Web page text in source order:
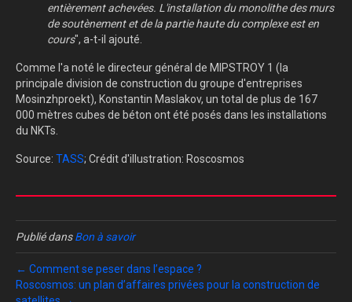
entièrement achevées. L'installation du monolithe des murs
de soutènement et de la partie haute du complexe est en
cours", a-t-il ajouté.
Comme l'a noté le directeur général de MIPSTROY 1 (la
principale division de construction du groupe d'entreprises
Mosinzhproekt), Konstantin Maslakov, un total de plus de 167
000 mètres cubes de béton ont été posés dans les installations
du NKTs.
Source: TASS; Crédit d'illustration: Roscosmos
Publié dansBon à savoir
← Comment se peser dans l’espace ?
Roscosmos: un plan d’affaires privées pour la construction de